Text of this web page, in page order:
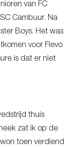
van FC
Cambuur. Na
Boys. Het was
voor Flevo
is dat er niet
thuis
zat ik op de
toen verdiend